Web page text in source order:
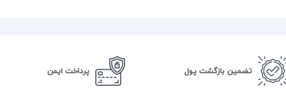
تضمین بازگشت پول پرداخت ایمن